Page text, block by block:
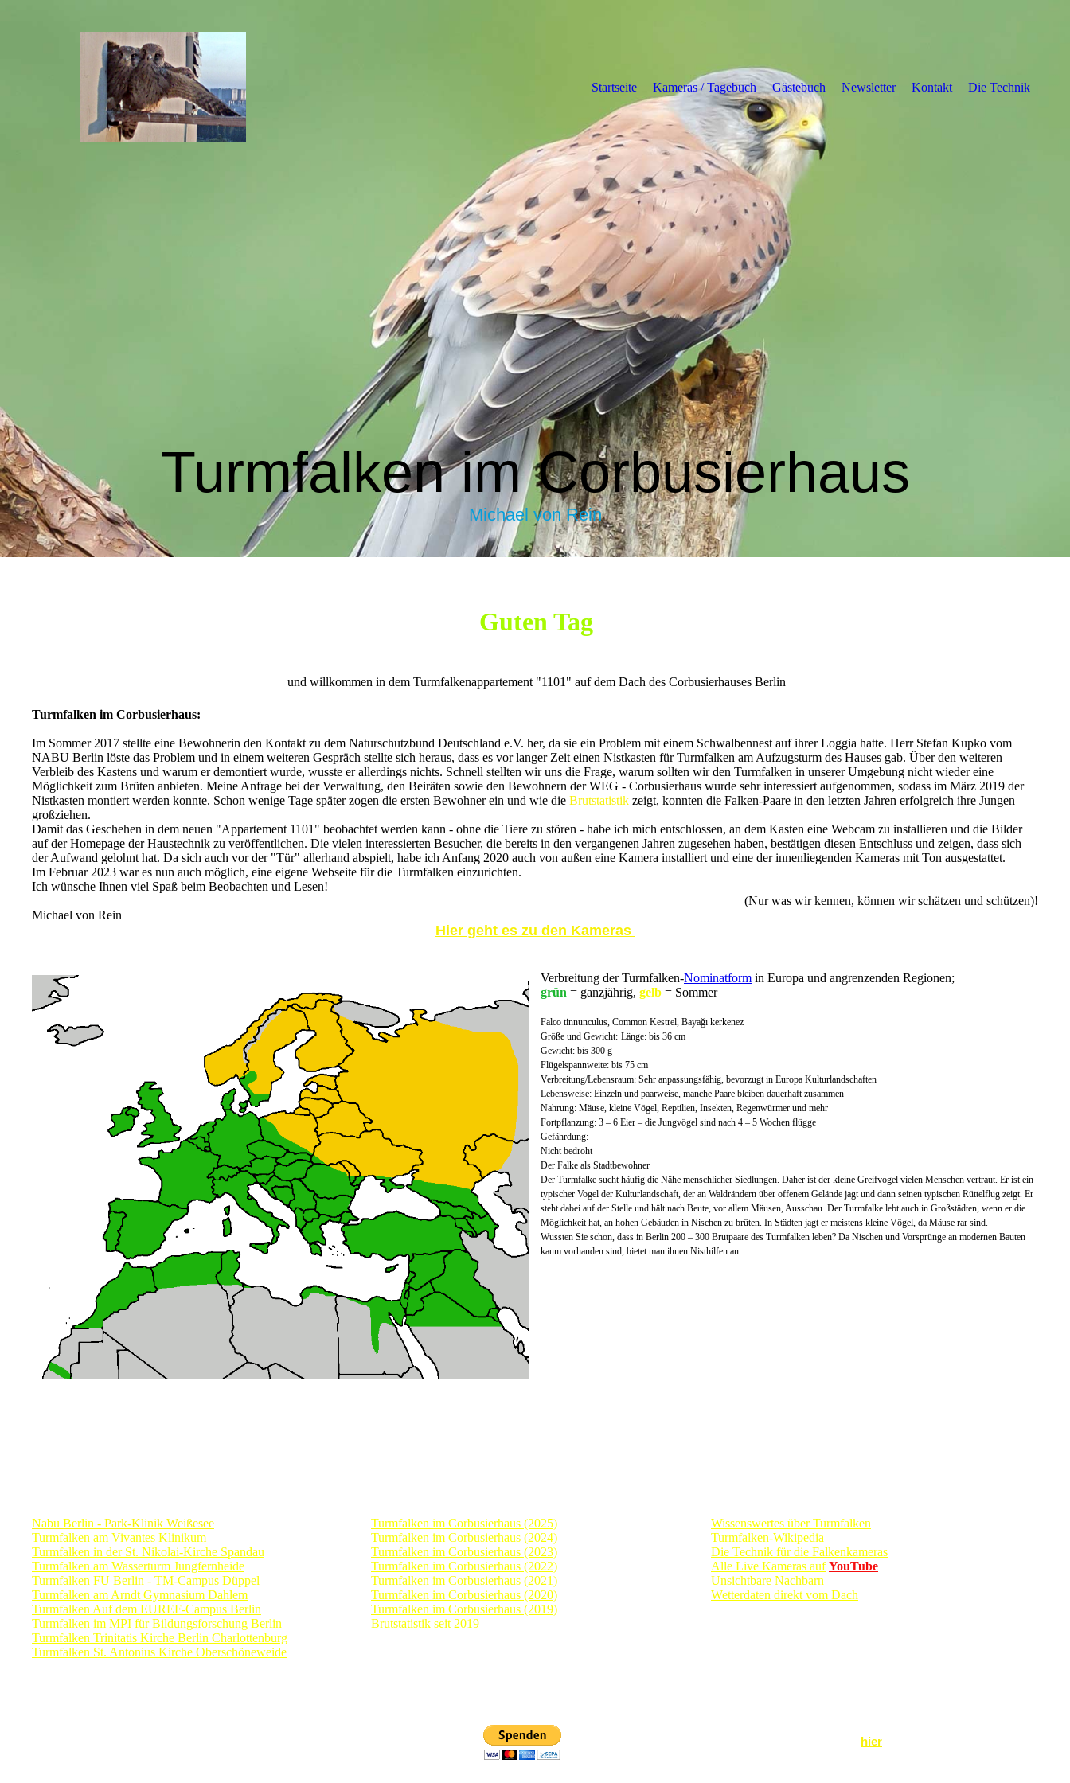
Startseite Kameras / Tagebuch Gästebuch Newsletter Kontakt Die Technik
Turmfalken im Corbusierhaus
Michael von Rein
und willkommen in dem Turmfalkenappartement "1101" auf dem Dach des Corbusierhauses Berlin
Turmfalken im Corbusierhaus:
Im Sommer 2017 stellte eine Bewohnerin den Kontakt zu dem Naturschutzbund Deutschland e.V. her, da sie ein Problem mit einem Schwalbennest auf ihrer Loggia hatte. Herr Stefan Kupko vom
NABU Berlin löste das Problem und in einem weiteren Gespräch stellte sich heraus, dass es vor langer Zeit einen Nistkasten für Turmfalken am Aufzugsturm des Hauses gab. Über den weiteren
Verbleib des Kastens und warum er demontiert wurde, wusste er allerdings nichts. Schnell stellten wir uns die Frage, warum sollten wir den Turmfalken in unserer Umgebung nicht wieder eine
Möglichkeit zum Brüten anbieten. Meine Anfrage bei der Verwaltung, den Beiräten sowie den Bewohnern der WEG - Corbusierhaus wurde sehr interessiert aufgenommen, sodass im März 2019 der
Nistkasten montiert werden konnte. Schon wenige Tage später zogen die ersten Bewohner ein und wie die Brutstatistik zeigt, konnten die Falken-Paare in den letzten Jahren erfolgreich ihre Jungen
großziehen.
Damit das Geschehen in dem neuen "Appartement 1101" beobachtet werden kann - ohne die Tiere zu stören - habe ich mich entschlossen, an dem Kasten eine Webcam zu installieren und die Bilder
auf der Homepage der Haustechnik zu veröffentlichen. Die vielen interessierten Besucher, die bereits in den vergangenen Jahren zugesehen haben, bestätigen diesen Entschluss und zeigen, dass sich
der Aufwand gelohnt hat. Da sich auch vor der "Tür" allerhand abspielt, habe ich Anfang 2020 auch von außen eine Kamera installiert und eine der innenliegenden Kameras mit Ton ausgestattet.
Im Februar 2023 war es nun auch möglich, eine eigene Webseite für die Turmfalken einzurichten.
Ich wünsche Ihnen viel Spaß beim Beobachten und Lesen!
(Nur was wir kennen, können wir schätzen und schützen)!
Michael von Rein
Hier geht es zu den Kameras
Verbreitung der Turmfalken-Nominatform in Europa und angrenzenden Regionen;
grün = ganzjährig, gelb = Sommer
Falco tinnunculus, Common Kestrel, Bayağı kerkenez
Größe und Gewicht: Länge: bis 36 cm
Gewicht: bis 300 g
Flügelspannweite: bis 75 cm
Verbreitung/Lebensraum: Sehr anpassungsfähig, bevorzugt in Europa Kulturlandschaften
Lebensweise: Einzeln und paarweise, manche Paare bleiben dauerhaft zusammen
Nahrung: Mäuse, kleine Vögel, Reptilien, Insekten, Regenwürmer und mehr
Fortpflanzung: 3 – 6 Eier – die Jungvögel sind nach 4 – 5 Wochen flügge
Gefährdung:
Nicht bedroht
Der Falke als Stadtbewohner
Der Turmfalke sucht häufig die Nähe menschlicher Siedlungen. Daher ist der kleine Greifvogel vielen Menschen vertraut. Er ist ein
typischer Vogel der Kulturlandschaft, der an Waldrändern über offenem Gelände jagt und dann seinen typischen Rüttelflug zeigt. Er
steht dabei auf der Stelle und hält nach Beute, vor allem Mäusen, Ausschau. Der Turmfalke lebt auch in Großstädten, wenn er die
Möglichkeit hat, an hohen Gebäuden in Nischen zu brüten. In Städten jagt er meistens kleine Vögel, da Mäuse rar sind.
Wussten Sie schon, dass in Berlin 200 – 300 Brutpaare des Turmfalken leben? Da Nischen und Vorsprünge an modernen Bauten
kaum vorhanden sind, bietet man ihnen Nisthilfen an.
Nabu Berlin - Park-Klinik Weißesee
Turmfalken am Vivantes Klinikum
Turmfalken in der St. Nikolai-Kirche Spandau
Turmfalken am Wasserturm Jungfernheide
Turmfalken FU Berlin - TM-Campus Düppel
Turmfalken am Arndt Gymnasium Dahlem
Turmfalken Auf dem EUREF-Campus Berlin
Turmfalken im MPI für Bildungsforschung Berlin
Turmfalken Trinitatis Kirche Berlin Charlottenburg
Turmfalken St. Antonius Kirche Oberschöneweide
Turmfalken im Corbusierhaus (2025)
Turmfalken im Corbusierhaus (2024)
Turmfalken im Corbusierhaus (2023)
Turmfalken im Corbusierhaus (2022)
Turmfalken im Corbusierhaus (2021)
Turmfalken im Corbusierhaus (2020)
Turmfalken im Corbusierhaus (2019)
Brutstatistik seit 2019
Wissenswertes über Turmfalken
Turmfalken-Wikipedia
Die Technik für die Falkenkameras
Alle Live Kameras auf YouTube
Unsichtbare Nachbarn
Wetterdaten direkt vom Dach
hier